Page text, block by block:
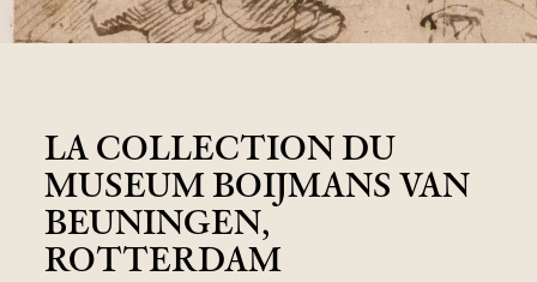
LA COLLECTION DU
MUSEUM BOIJMANS VAN
BEUNINGEN,
ROTTERDAM